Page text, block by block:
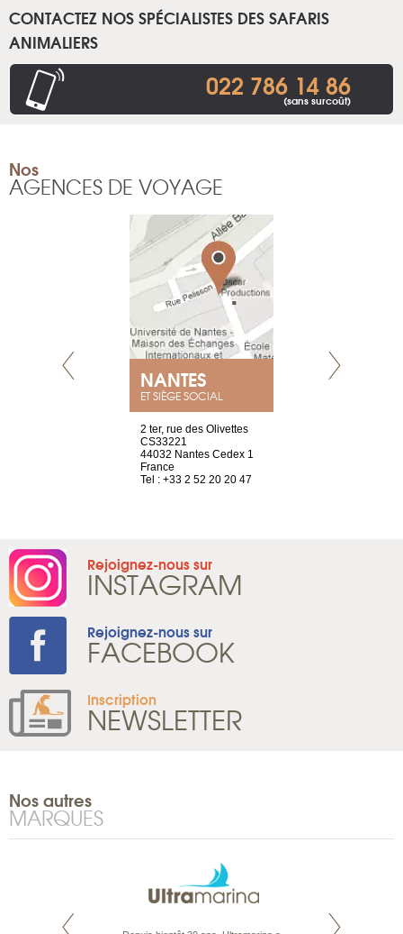
CONTACTEZ NOS SPÉCIALISTES DES SAFARIS
ANIMALIERS
022 786 14 86
(sans surcoût)
Nos
AGENCES DE VOYAGE
NANTES
ET SIÈGE SOCIAL
2 ter, rue des Olivettes
CS33221
44032 Nantes Cedex 1
France
Tel : +33 2 52 20 20 47
Rejoignez-nous sur
INSTAGRAM
Rejoignez-nous sur
FACEBOOK
Inscription
NEWSLETTER
Nos autres
MARQUES